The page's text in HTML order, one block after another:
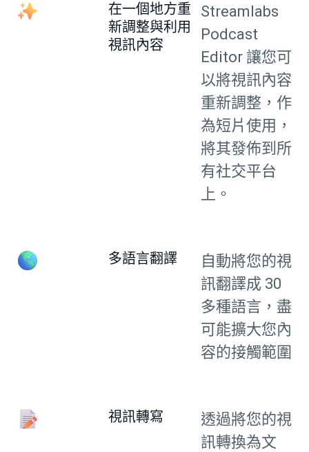
在一個地方重
新調整與利用
視訊內容
Streamlabs
Podcast
Editor 讓您可
以將視訊內容
重新調整，作
為短片使用，
將其發佈到所
有社交平台
上。
多語言翻譯
自動將您的視
訊翻譯成 30
多種語言，盡
可能擴大您內
容的接觸範圍
視訊轉寫
透過將您的視
訊轉換為文